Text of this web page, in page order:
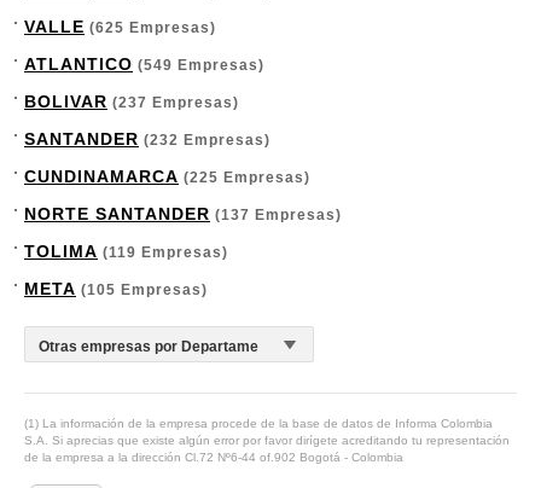
VALLE (625 Empresas)
ATLANTICO (549 Empresas)
BOLIVAR (237 Empresas)
SANTANDER (232 Empresas)
CUNDINAMARCA (225 Empresas)
NORTE SANTANDER (137 Empresas)
TOLIMA (119 Empresas)
META (105 Empresas)
(1) La información de la empresa procede de la base de datos de Informa Colombia
S.A. Si aprecias que existe algún error por favor dirígete acreditando tu representación
de la empresa a la dirección Cl.72 Nº6-44 of.902 Bogotá - Colombia